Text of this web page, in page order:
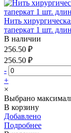
Нить
таперкат 1 шт.
В наличии
256.50 ₽
256.50 ₽
-
+
×
Выбрано
В корзину
Добавлено
Подробнее